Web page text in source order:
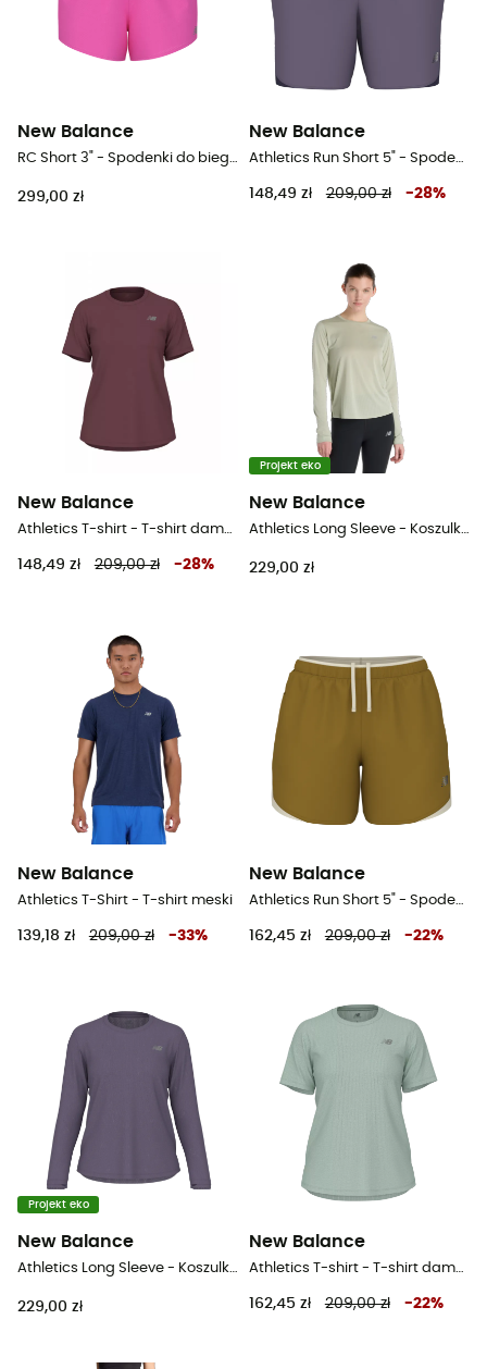
New Balance
RC Short 3" - Spodenki do biegania damskie
299,00 zł
New Balance
Athletics Run Short 5" - Spodenki do biegania męskie
148,49 zł 209,00 zł -28%
New Balance
Athletics T-shirt - T-shirt damski
148,49 zł 209,00 zł -28%
Projekt eko
New Balance
Athletics Long Sleeve - Koszulka damska
229,00 zł
New Balance
Athletics T-Shirt - T-shirt meski
139,18 zł 209,00 zł -33%
New Balance
Athletics Run Short 5" - Spodenki do biegania damskie
162,45 zł 209,00 zł -22%
Projekt eko
New Balance
Athletics Long Sleeve - Koszulka damska
229,00 zł
New Balance
Athletics T-shirt - T-shirt damski
162,45 zł 209,00 zł -22%